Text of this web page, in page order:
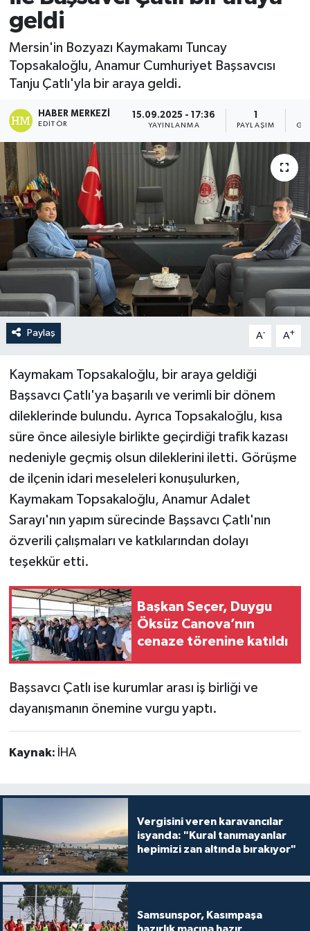
geldi
Mersin'in Bozyazı Kaymakamı Tuncay
Topsakaloğlu, Anamur Cumhuriyet Başsavcısı
Tanju Çatlı'yla bir araya geldi.
HABER MERKEZI
EDITÖR
15.09.2025 - 17:36
YAYINLANMA PAYLAŞIM
Paylaş A- A+
Kaymakam Topsakaloğlu, bir araya geldiği
Başsavcı Çatlı'ya başarılı ve verimli bir dönem
dileklerinde bulundu. Ayrıca Topsakaloğlu, kısa
süre önce ailesiyle birlikte geçirdiği trafik kazası
nedeniyle geçmiş olsun dileklerini iletti. Görüşme
de ilçenin idari meseleleri konuşulurken,
Kaymakam Topsakaloğlu, Anamur Adalet
Sarayı'nın yapım sürecinde Başsavcı Çatlı'nın
özverili çalışmaları ve katkılarından dolayı
teşekkür etti.
Başkan Seçer, Duygu
Öksüz Canova’nın
cenaze törenine katıldı
Başsavcı Çatlı ise kurumlar arası iş birliği ve
dayanışmanın önemine vurgu yaptı.
Kaynak: İHA
Vergisini veren karavancılar
isyanda: "Kural tanımayanlar
hepimizi zan altında bırakıyor"
Samsunspor, Kasımpaşa